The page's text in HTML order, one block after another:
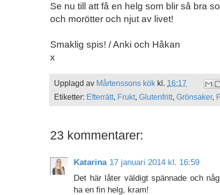
Se nu till att få en helg som blir så bra
och morötter och njut av livet!
Smaklig spis! / Anki och Håkan
x
Upplagd av Mårtenssons kök kl. 16:17
Etiketter: Efterrätt, Frukt, Glutenfritt, Grönsaker,
23 kommentarer:
Katarina 17 januari 2014 kl. 16:59
Det här låter väldigt spännade och
ha en fin helg, kram!